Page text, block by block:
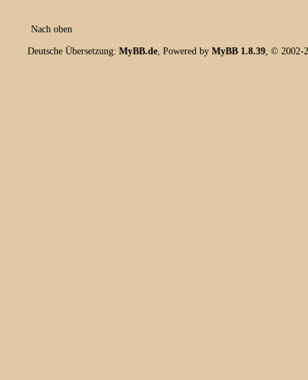
Nach oben
Deutsche Übersetzung: MyBB.de, Powered by MyBB 1.8.39, © 2002-